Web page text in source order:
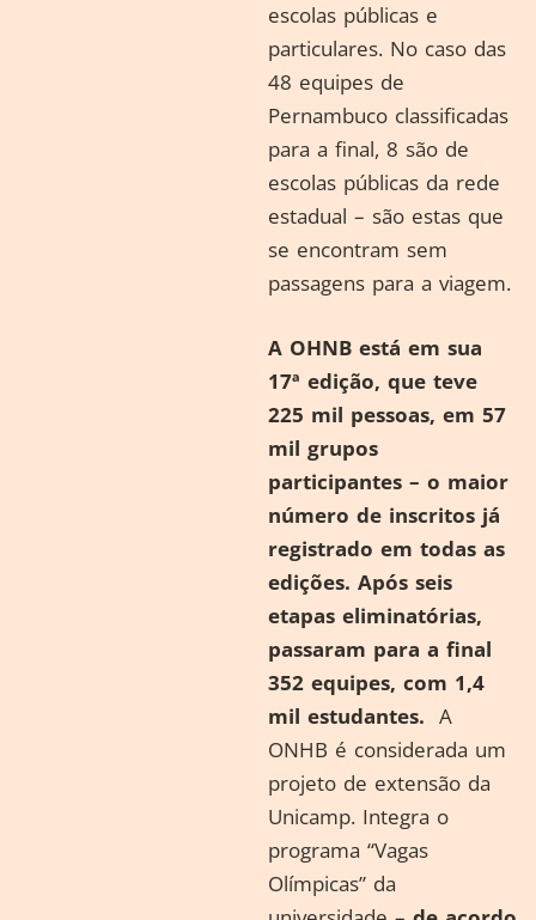
escolas públicas e
particulares. No caso das
48 equipes de
Pernambuco classificadas
para a final, 8 são de
escolas públicas da rede
estadual – são estas que
se encontram sem
passagens para a viagem.
A OHNB está em sua
17ª edição, que teve
225 mil pessoas, em 57
mil grupos
participantes – o maior
número de inscritos já
registrado em todas as
edições. Após seis
etapas eliminatórias,
passaram para a final
352 equipes, com 1,4
mil estudantes. A
ONHB é considerada um
projeto de extensão da
Unicamp. Integra o
programa “Vagas
Olímpicas” da